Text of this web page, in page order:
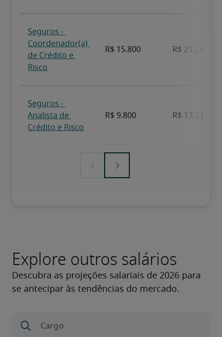
Explore outros salários